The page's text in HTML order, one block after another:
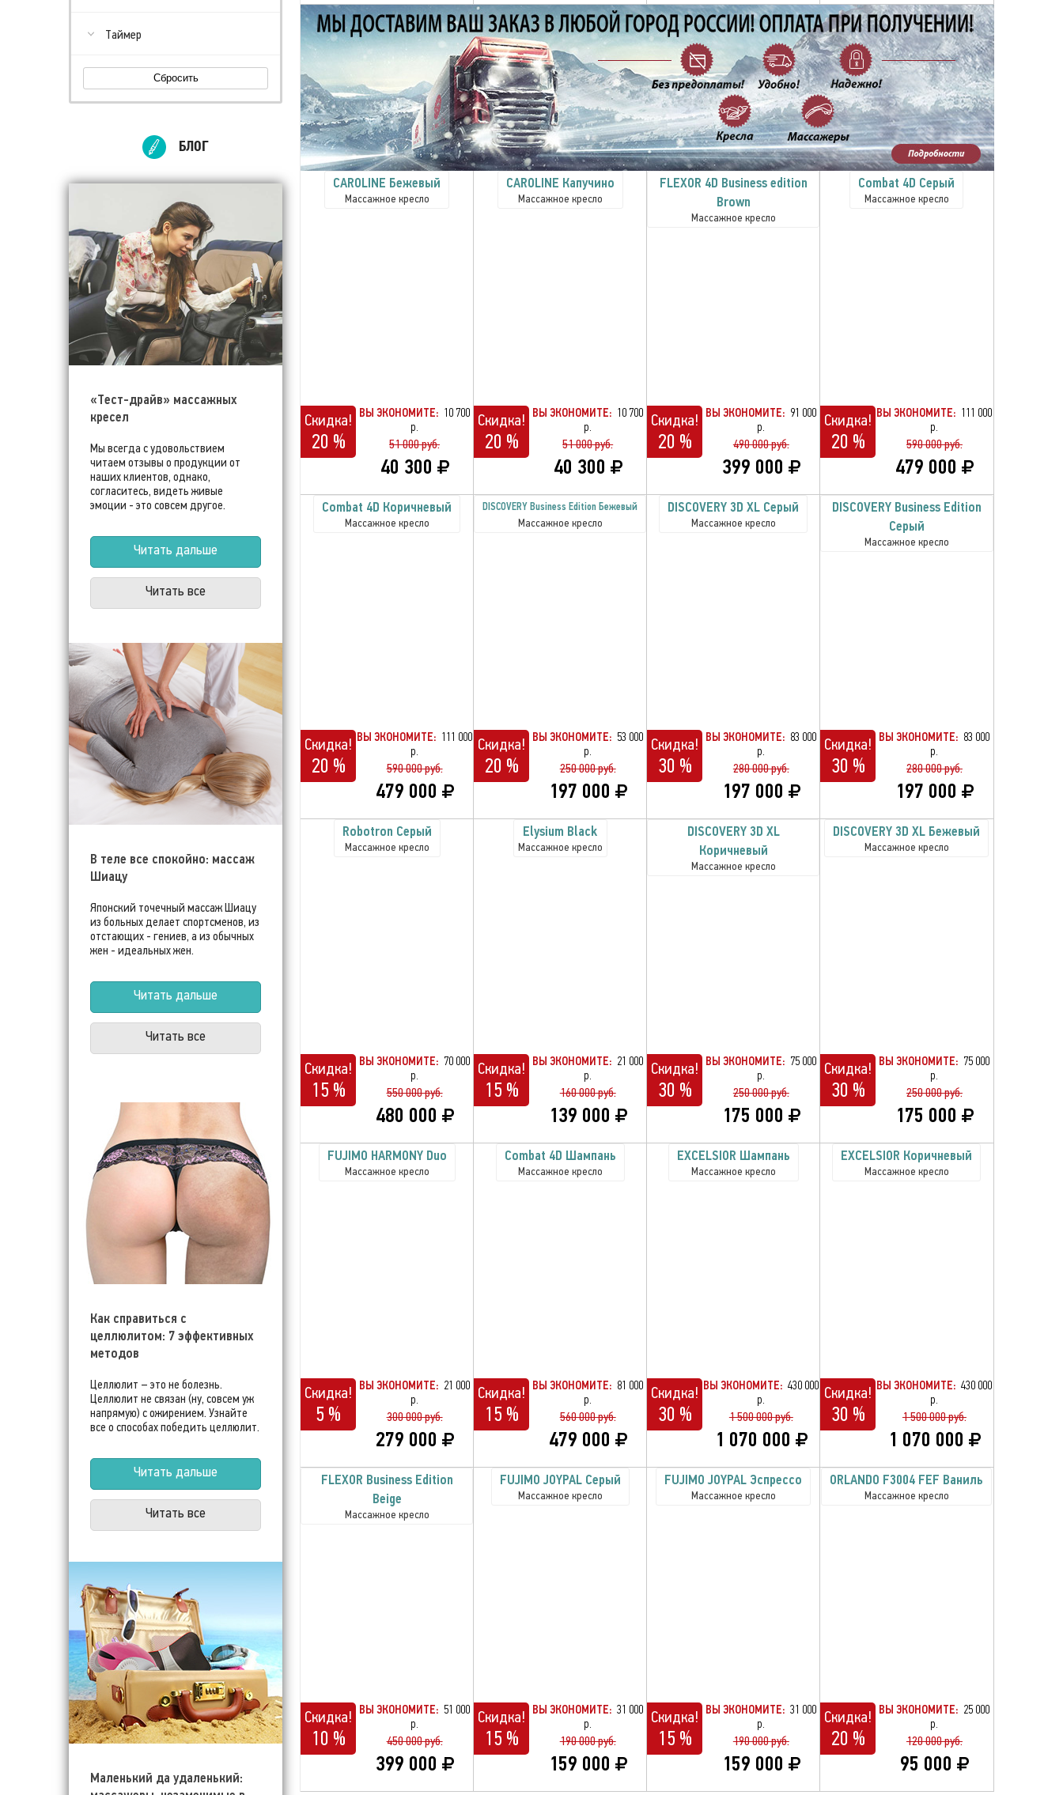
Таймер
Сбросить
БЛОГ
«Тест-драйв» массажных
кресел
Мы всегда с удовольствием
читаем отзывы о продукции от
наших клиентов, однако,
согласитесь, видеть живые
эмоции - это совсем другое.
Читать дальше
Читать все
В теле все спокойно: массаж
Шиацу
Японский точечный массаж Шиацу
из больных делает спортсменов, из
отстающих - гениев, а из обычных
жен - идеальных жен.
Читать дальше
Читать все
Как справиться с
целлюлитом: 7 эффективных
методов
Целлюлит – это не болезнь.
Целлюлит не связан (ну, совсем уж
напрямую) с ожирением. Узнайте
все о способах победить целлюлит.
Читать дальше
Читать все
Маленький да удаленький:
CAROLINE Бежевый
Массажное кресло
Скидка!
20 %
ВЫ ЭКОНОМИТЕ: 10 700
р.
51 000 руб.
40 300
CAROLINE Капучино
Массажное кресло
Скидка!
20 %
ВЫ ЭКОНОМИТЕ: 10 700
р.
51 000 руб.
40 300
FLEXOR 4D Business edition
Brown
Массажное кресло
Скидка!
20 %
ВЫ ЭКОНОМИТЕ: 91 000
р.
490 000 руб.
399 000
Combat 4D Серый
Массажное кресло
Скидка!
20 %
ВЫ ЭКОНОМИТЕ: 111 000
р.
590 000 руб.
479 000
Combat 4D Коричневый
Массажное кресло
Скидка!
20 %
ВЫ ЭКОНОМИТЕ: 111 000
р.
590 000 руб.
479 000
DISCOVERY Business Edition Бежевый
Массажное кресло
Скидка!
20 %
ВЫ ЭКОНОМИТЕ: 53 000
р.
250 000 руб.
197 000
DISCOVERY 3D XL Серый
Массажное кресло
Скидка!
30 %
ВЫ ЭКОНОМИТЕ: 83 000
р.
280 000 руб.
197 000
DISCOVERY Business Edition
Серый
Массажное кресло
Скидка!
30 %
ВЫ ЭКОНОМИТЕ: 83 000
р.
280 000 руб.
197 000
Robotron Серый
Массажное кресло
Скидка!
15 %
ВЫ ЭКОНОМИТЕ: 70 000
р.
550 000 руб.
480 000
Elysium Black
Массажное кресло
Скидка!
15 %
ВЫ ЭКОНОМИТЕ: 21 000
р.
160 000 руб.
139 000
DISCOVERY 3D XL
Коричневый
Массажное кресло
Скидка!
30 %
ВЫ ЭКОНОМИТЕ: 75 000
р.
250 000 руб.
175 000
DISCOVERY 3D XL Бежевый
Массажное кресло
Скидка!
30 %
ВЫ ЭКОНОМИТЕ: 75 000
р.
250 000 руб.
175 000
FUJIMO HARMONY Duo
Массажное кресло
Скидка!
5 %
ВЫ ЭКОНОМИТЕ: 21 000
р.
300 000 руб.
279 000
Combat 4D Шампань
Массажное кресло
Скидка!
15 %
ВЫ ЭКОНОМИТЕ: 81 000
р.
560 000 руб.
479 000
EXCELSIOR Шампань
Массажное кресло
Скидка!
30 %
ВЫ ЭКОНОМИТЕ: 430 000
р.
1 500 000 руб.
1 070 000
EXCELSIOR Коричневый
Массажное кресло
Скидка!
30 %
ВЫ ЭКОНОМИТЕ: 430 000
р.
1 500 000 руб.
1 070 000
FLEXOR Business Edition
Beige
Массажное кресло
Скидка!
10 %
ВЫ ЭКОНОМИТЕ: 51 000
р.
450 000 руб.
399 000
FUJIMO JOYPAL Серый
Массажное кресло
Скидка!
15 %
ВЫ ЭКОНОМИТЕ: 31 000
р.
190 000 руб.
159 000
FUJIMO JOYPAL Эспрессо
Массажное кресло
Скидка!
15 %
ВЫ ЭКОНОМИТЕ: 31 000
р.
190 000 руб.
159 000
ORLANDO F3004 FEF Ваниль
Массажное кресло
Скидка!
20 %
ВЫ ЭКОНОМИТЕ: 25 000
р.
120 000 руб.
95 000